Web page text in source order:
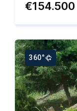
€154.500
360°